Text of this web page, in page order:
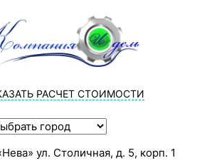
РАСЧЕТ СТОИМОСТИ
ул. Столичная, д. 5, корп. 1